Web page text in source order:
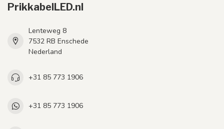
PrikkabelLED.nl
Lenteweg 8
7532 RB Enschede
Nederland
+31 85 773 1906
+31 85 773 1906